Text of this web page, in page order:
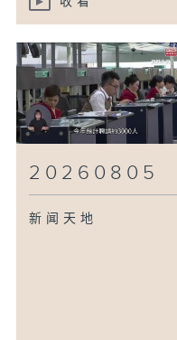
20260805
新闻天地